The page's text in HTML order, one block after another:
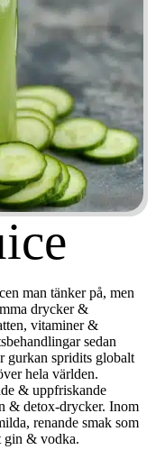
man tänker på, men
drycker &
vitaminer &
sedan
gurkan spridits globalt
hela världen.
& uppfriskande
& detox-drycker. Inom
renande smak som
gin & vodka.